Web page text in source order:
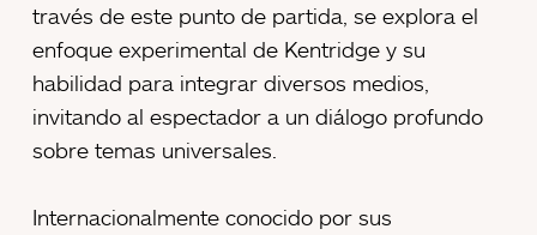
través de este punto de partida, se explora el
enfoque experimental de Kentridge y su
habilidad para integrar diversos medios,
invitando al espectador a un diálogo profundo
sobre temas universales.
Internacionalmente conocido por sus